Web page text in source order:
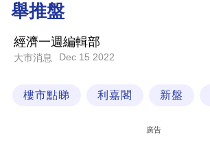
科
技
舉推盤
經濟一週編輯部
大市消息 Dec 15 2022
樓市點睇 利嘉閣 新盤
廣告